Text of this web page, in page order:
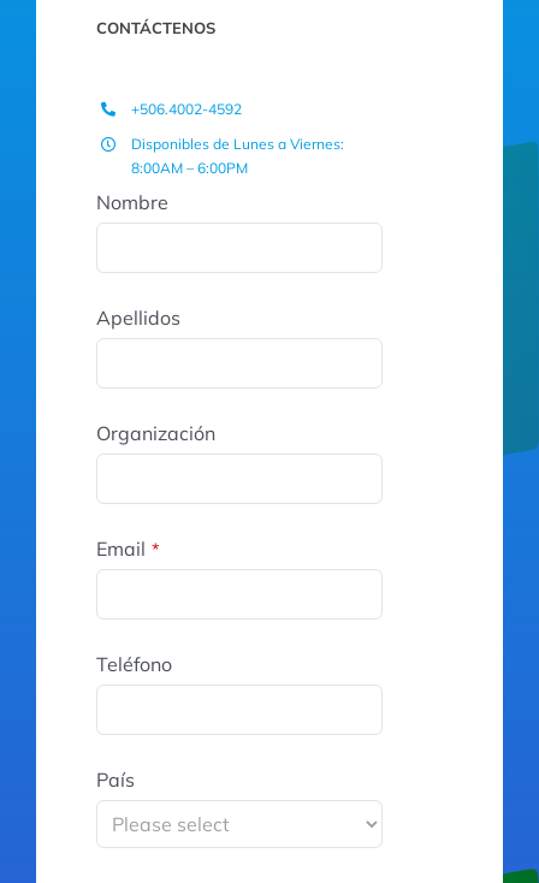
CONTÁCTENOS
+506.4002-4592
Disponibles de Lunes a Viernes:
8:00AM – 6:00PM
Nombre
Apellidos
Organización
Email *
Teléfono
País